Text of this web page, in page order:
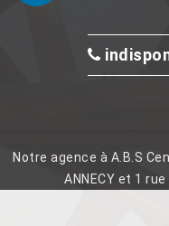
Notre agence à A.B.S
ANNECY et 1